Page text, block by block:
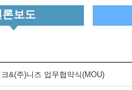
론보도
&(주)니즈 업무협약식(MOU)